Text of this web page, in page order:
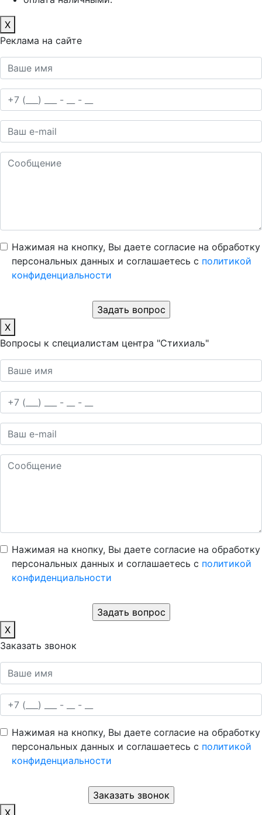
X
Реклама на сайте
Нажимая на кнопку, Вы даете согласие на обработку
персональных данных и соглашаетесь c политикой
конфиденциальности
X
Вопросы к специалистам центра "Стихиаль"
Нажимая на кнопку, Вы даете согласие на обработку
персональных данных и соглашаетесь c политикой
конфиденциальности
X
Заказать звонок
Нажимая на кнопку, Вы даете согласие на обработку
персональных данных и соглашаетесь c политикой
конфиденциальности
X